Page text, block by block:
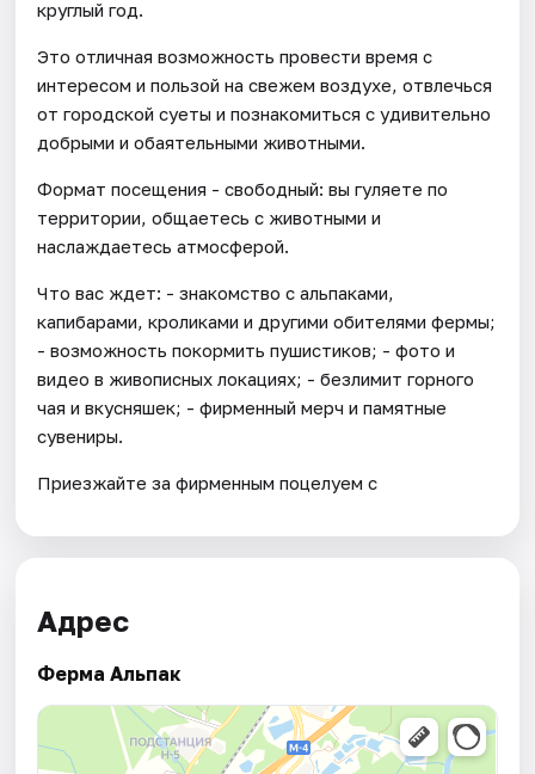
круглый год.
Это отличная возможность провести время с
интересом и пользой на свежем воздухе, отвлечься
от городской суеты и познакомиться с удивительно
добрыми и обаятельными животными.
Формат посещения - свободный: вы гуляете по
территории, общаетесь с животными и
наслаждаетесь атмосферой.
Что вас ждет: - знакомство с альпаками,
капибарами, кроликами и другими обителями фермы;
- возможность покормить пушистиков; - фото и
видео в живописных локациях; - безлимит горного
чая и вкусняшек; - фирменный мерч и памятные
сувениры.
Приезжайте за фирменным поцелуем с
Адрес
Ферма Альпак